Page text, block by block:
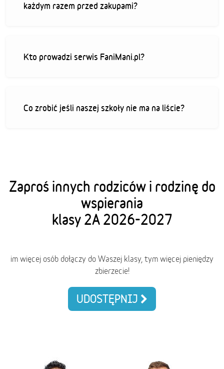
każdym razem przed zakupami?
Kto prowadzi serwis FaniMani.pl?
Co zrobić jeśli naszej szkoły nie ma na liście?
Zaproś innych rodziców i rodzinę do
wspierania
klasy 2A 2026-2027
im więcej osób dołączy do Waszej klasy, tym więcej pieniędzy
zbierzecie!
UDOSTĘPNIJ